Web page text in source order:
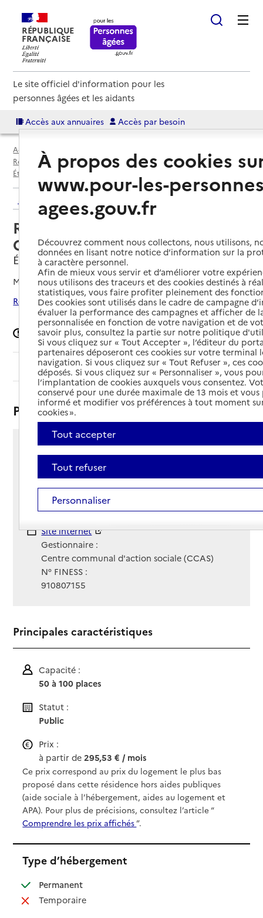
RÉPUBLIQUE
FRANÇAISE
Le site officiel d'information pour les
personnes âgées et les aidants
Accès aux annuaires Accès par besoin
Accueil
Résidences autonomie par département
Essonne (91)
Étampes
Résidence autonomie Clairefontaine
Retour aux résultats de l'annuaire
Résidence autonomie
Clairefontaine
Étampes, ESSONNE
Mis à jour le08/09/2024
Rechercher les établissements autour de Étampes
Signaler une erreur
Sommaire
Présentation
91150 - Étampes
Voir itinéraire
Téléphone :
01 64 94 32 29
Site Internet
Site internet
Gestionnaire :
Centre communal d'action sociale (CCAS)
N° FINESS :
910807155
Principales caractéristiques
Capacité :
50 à 100 places
Statut :
Public
Prix :
à partir de295,53 € / mois
Ce prix correspond au prix du logement le plus bas
proposé dans cette résidence hors aides publiques
(aide sociale à l’hébergement, aides au logement et
APA). Pour plus de précisions, consultez l’article “
Comprendre les prix affichés”.
Type d’hébergement
Permanent: disponible
Temporaire: non disponible
À propos des cookies
www.pour-les-
agees.gouv.fr
Découvrez comment nous collectons, nous utilisons,
données en lisant notre notice d’information sur la
à caractère personnel.
Afin de mieux vous servir et d’améliorer votre
nous utilisons des traceurs et des cookies destinés à
statistiques, vous faire profiter pleinement des
Des cookies sont utilisés dans le cadre de campagne
évaluer la performance des campagnes et afficher de
personnalisée en fonction de votre navigation et de
savoir plus, consultez la partie sur notre politique
Si vous cliquez sur « Tout Accepter », l’éditeur du
partenaires déposeront ces cookies sur votre terminal
navigation. Si vous cliquez sur « Tout Refuser », ces
déposés. Si vous cliquez sur « Personnaliser », vous
l’implantation de cookies auxquels vous consentez.
conservé pour une durée maximale de 13 mois et
informé et modifier vos préférences à tout moment
cookies ».
Tout accepter
Tout refuser
Personnaliser